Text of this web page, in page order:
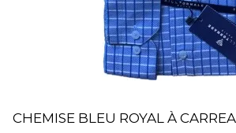
CHEMISE BLEU ROYAL À